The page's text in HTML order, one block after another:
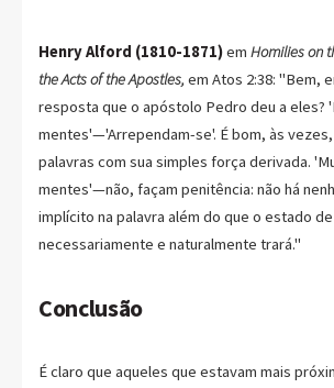
Henry Alford (1810-1871)em Homilies on
the Acts of the Apostles, em Atos 2:38: "Bem,
resposta que o apóstolo Pedro deu a eles?
mentes'—'Arrependam-se'. É bom, às
palavras com sua simples força derivada.
mentes'—não, façam penitência: não há
implícito na palavra além do que o estado
necessariamente e naturalmente trará."
Conclusão
É claro que aqueles que estavam mais